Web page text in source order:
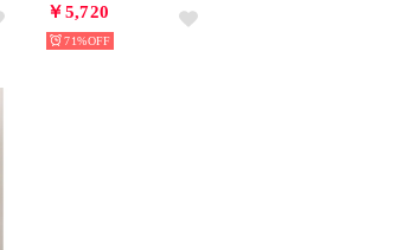
￥5,720
71%